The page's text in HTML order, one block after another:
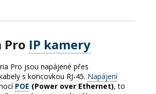
Pro IP kamery
Pro jsou napájené přes
s koncovkou RJ-45. Napájení
POE (Power over Ethernet), to